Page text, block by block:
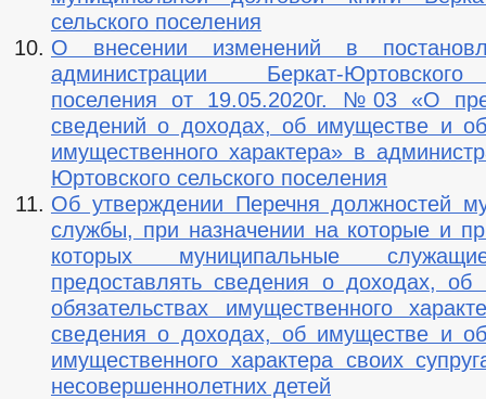
сельского поселения
О внесении изменений в
администрации Беркат-
поселения от 19.05.2020г. №03 «О
сведений о доходах, об имуществе и
имущественного характера» в
Юртовского сельского поселения
Об утверждении Перечня должностей
службы, при назначении на которые и
которых муниципальные
предоставлять сведения о доходах,
обязательствах имущественного
сведения о доходах, об имуществе и
имущественного характера своих
несовершеннолетних детей